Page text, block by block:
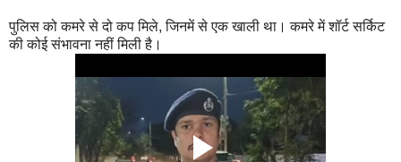
पुलिस को कमरे से दो कप मिले, जिनमें से एक खाली था। कमरे में शॉर्ट सर्किट
की कोई संभावना नहीं मिली है।